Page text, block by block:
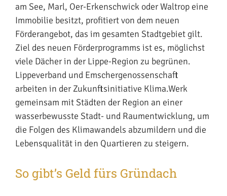
am See, Marl, Oer-Erkenschwick oder Waltrop eine
Immobilie besitzt, profitiert von dem neuen
Förderangebot, das im gesamten Stadtgebiet gilt.
Ziel des neuen Förderprogramms ist es, möglichst
viele Dächer in der Lippe-Region zu begrünen.
Lippeverband und Emschergenossenschaft
arbeiten in der Zukunftsinitiative Klima.Werk
gemeinsam mit Städten der Region an einer
wasserbewusste Stadt- und Raumentwicklung, um
die Folgen des Klimawandels abzumildern und die
Lebensqualität in den Quartieren zu steigern.
So gibt’s Geld fürs Gründach